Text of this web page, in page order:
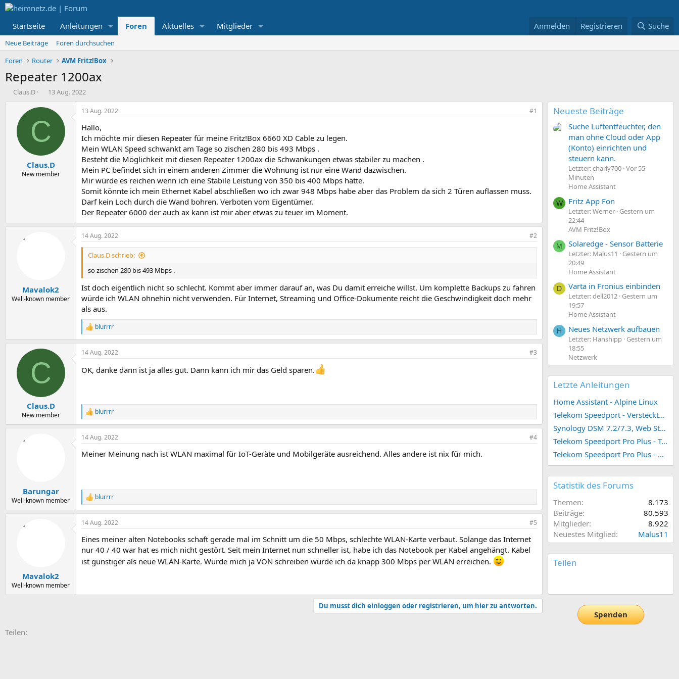
Startseite Anleitungen Foren Aktuelles Mitglieder Anmelden Registrieren Suche
Neue Beiträge
Foren durchsuchen
Foren
Router AVM Fritz!Box
Repeater 1200ax
E
Claus.D
E
s
e
l
t
a
m
13 Aug. 2022
C
Claus.D
New member
13 Aug. 2022 #1
Hallo,
Ich möchte mir diesen Repeater für meine Fritz!Box 6660 XD Cable zu legen.
Mein WLAN Speed schwankt am Tage so zischen 280 bis 493 Mbps .
Besteht die Möglichkeit mit diesen Repeater 1200ax die Schwankungen etwas stabiler zu machen .
Mein PC befindet sich in einem anderen Zimmer die Wohnung ist nur eine Wand dazwischen.
Mir würde es reichen wenn ich eine Stabile Leistung von 350 bis 400 Mbps hätte.
Somit könnte ich mein Ethernet Kabel abschließen wo ich zwar 948 Mbps habe aber das Problem da sich 2 Türen auflassen muss.
Darf kein Loch durch die Wand bohren. Verboten vom Eigentümer.
Der Repeater 6000 der auch ax kann ist mir aber etwas zu teuer im Moment.
Mavalok2
Well-known member
14 Aug. 2022 #2
Claus.D schrieb:
so zischen 280 bis 493 Mbps .
Ist doch eigentlich nicht so schlecht. Kommt aber immer darauf an, was Du damit erreiche willst. Um komplette Backups zu fahren
würde ich WLAN ohnehin nicht verwenden. Für Internet, Streaming und Office-Dokumente reicht die Geschwindigkeit doch mehr
als aus.
R
e
a
k
i
n
blurrrr
C
Claus.D
New member
14 Aug. 2022 #3
OK, danke dann ist ja alles gut. Dann kann ich mir das Geld sparen.
R
e
a
k
i
n
blurrrr
Barungar
Well-known member
14 Aug. 2022 #4
Meiner Meinung nach ist WLAN maximal für IoT-Geräte und Mobilgeräte ausreichend. Alles andere ist nix für mich.
R
e
a
k
i
o
e
blurrrr
Mavalok2
Well-known member
14 Aug. 2022 #5
Eines meiner alten Notebooks schaft gerade mal im Schnitt um die 50 Mbps, schlechte WLAN-Karte verbaut. Solange das Internet
nur 40 / 40 war hat es mich nicht gestört. Seit mein Internet nun schneller ist, habe ich das Notebook per Kabel angehängt. Kabel
ist günstiger als neue WLAN-Karte. Würde mich ja VON schreiben würde ich da knapp 300 Mbps per WLAN erreichen.
Du musst dich einloggen oder registrieren, um hier zu antworten.
Teilen:
Neueste Beiträge
Suche Luftentfeuchter, den
man ohne Cloud oder App
(Konto) einrichten und
steuern kann.
Letzter: charly700 Vor 55
Minuten
Home Assistant
W Fritz App Fon
Letzter: Werner Gestern um
22:44
AVM Fritz!Box
M Solaredge - Sensor Batterie
Letzter: Malus11
Gestern um
20:49
Home Assistant
D Varta in Fronius einbinden
Letzter: dell2012 Gestern um
19:57
Home Assistant
H Neues Netzwerk aufbauen
Letzter: Hanshipp Gestern um
18:55
Netzwerk
Letzte Anleitungen
Home Assistant - Alpine Linux
Telekom Speedport - Versteckte Konfigurationen
Synology DSM 7.2/7.3, Web Station 4, Webdienst und Webportal erstellen (ehemals vHost)
Telekom Speedport Pro Plus - Telefonie einrichten
Telekom Speedport Pro Plus - Netzwerk einrichten
Statistik des Forums
Themen
8.173
Beiträge
80.593
Mitglieder
8.922
Neuestes Mitglied
Malus11
Teilen
Spenden